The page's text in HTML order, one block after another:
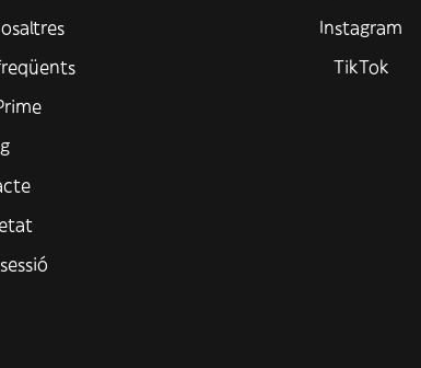
Instagram
TikTok